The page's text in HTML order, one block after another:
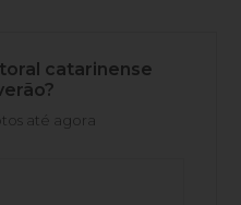
catarinense
até agora